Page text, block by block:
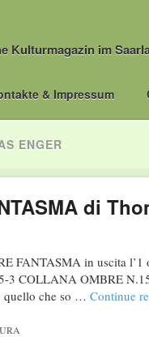
Kulturmagazin im
& Impressum
ENGER
di
FANTASMA in uscita
3 COLLANA OMBRE
quello che so … Continue